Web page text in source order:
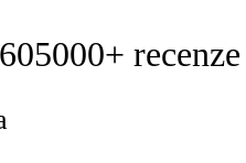
605000+ recenze